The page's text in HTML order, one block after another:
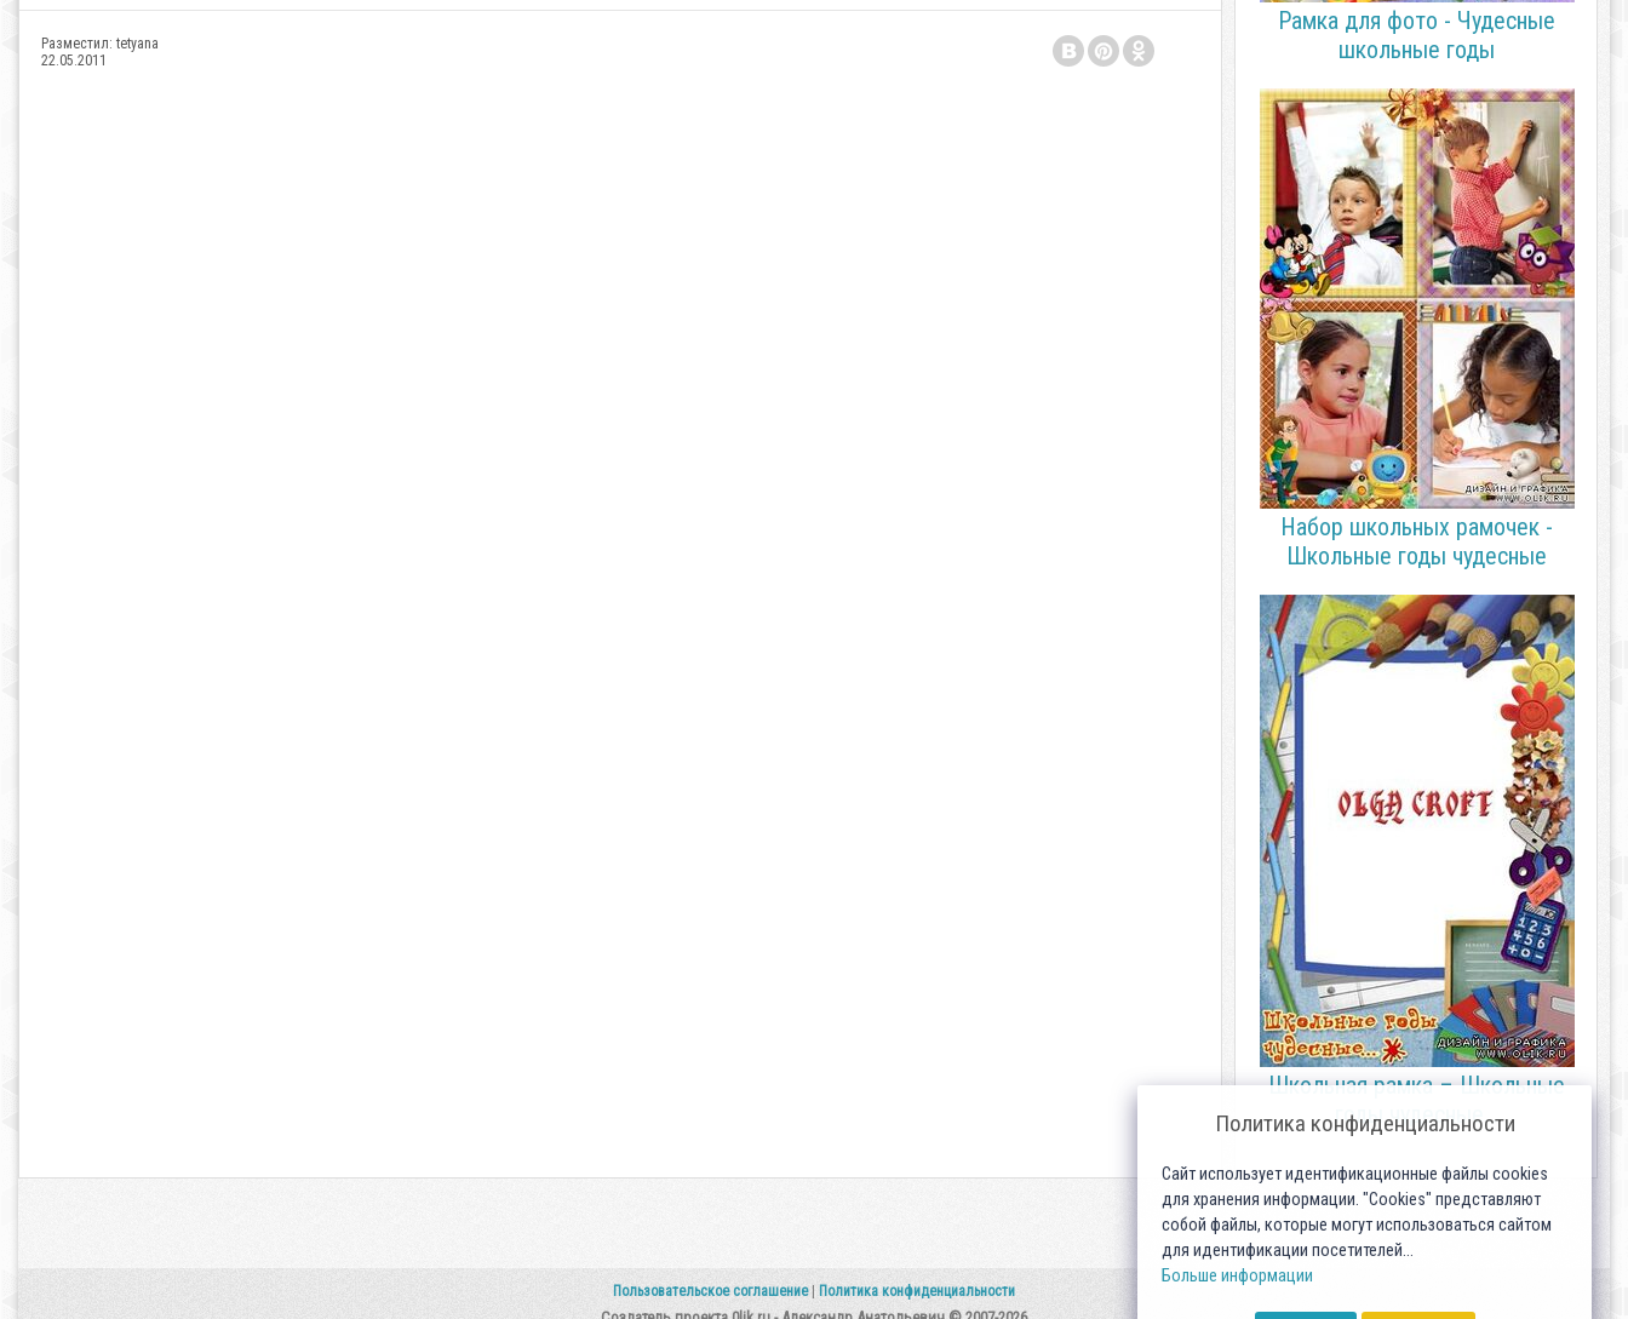
Разместил: tetyana
22.05.2011
Рамка для фото - Чудесные
школьные годы
Набор школьных рамочек -
Школьные годы чудесные
Школьная рамка – Школьные
годы чудесные…
Пользовательское соглашение Политика конфиденциальности
Политика конфиденциальности
Сайт использует идентификационные файлы cookies
для хранения информации. "Cookies" представляют
собой файлы, которые могут использоваться сайтом
для идентификации посетителей...
Больше информации